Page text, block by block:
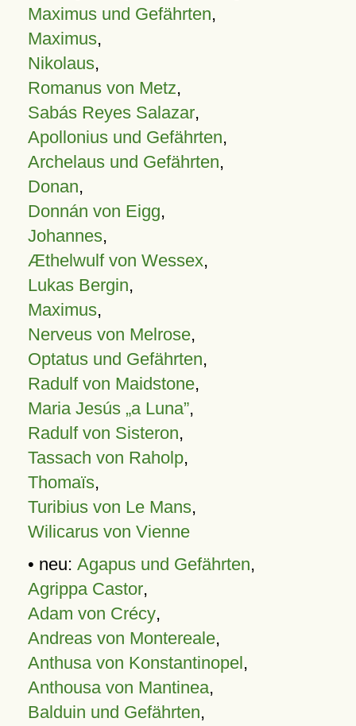
Maximus und Gefährten,
Maximus,
Nikolaus,
Romanus von Metz,
Sabás Reyes Salazar,
Apollonius und Gefährten,
Archelaus und Gefährten,
Donan,
Donnán von Eigg,
Johannes,
Æthelwulf von Wessex,
Lukas Bergin,
Maximus,
Nerveus von Melrose,
Optatus und Gefährten,
Radulf von Maidstone,
Maria Jesús „a Luna”,
Radulf von Sisteron,
Tassach von Raholp,
Thomaïs,
Turibius von Le Mans,
Wilicarus von Vienne
• neu: Agapus und Gefährten,
Agrippa Castor,
Adam von Crécy,
Andreas von Montereale,
Anthusa von Konstantinopel,
Anthousa von Mantinea,
Balduin und Gefährten,